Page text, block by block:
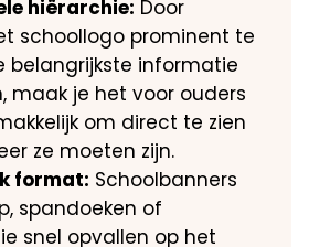
hiërarchie: Door
schoollogo prominent te
belangrijkste informatie
maak je het voor ouders
om direct te zien
ze moeten zijn.
format: Schoolbanners
spandoeken of
snel opvallen op het